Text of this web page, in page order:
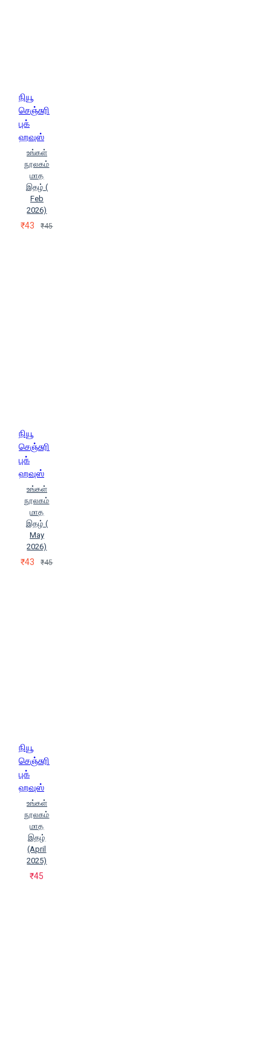
நியூ
செஞ்சுரி
புக்
ஹவுஸ்
உங்கள்
நூலகம்
மாத
இதழ் (
Feb
2026)
₹43 ₹45
நியூ
செஞ்சுரி
புக்
ஹவுஸ்
உங்கள்
நூலகம்
மாத
இதழ் (
May
2026)
₹43 ₹45
நியூ
செஞ்சுரி
புக்
ஹவுஸ்
உங்கள்
நூலகம்
மாத
இதழ்
(April
2025)
₹45